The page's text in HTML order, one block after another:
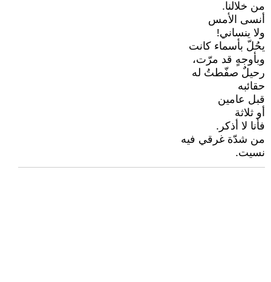
من خلالنا.
أنسى الأمس
ولا ينساني!
يحُلّ بأسماء كانت
وبأوجهٍ قد مرّت،
رحيلٌ صفّطتُ له
حقائبه
قبل عامين
أو ثلاثة
فأنا لا أذكر.
من شدّة غرقي فيه
نسيت.